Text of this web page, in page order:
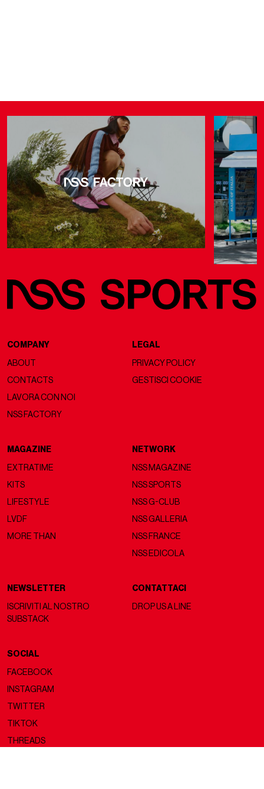
COMPANY
ABOUT
CONTACTS
LAVORA CON NOI
NSS FACTORY
LEGAL
PRIVACY POLICY
GESTISCI COOKIE
MAGAZINE
EXTRATIME
KITS
LIFESTYLE
LVDF
MORE THAN
NETWORK
NSS MAGAZINE
NSS SPORTS
NSS G-CLUB
NSS GALLERIA
NSS FRANCE
NSS EDICOLA
NEWSLETTER
ISCRIVITI AL NOSTRO
SUBSTACK
CONTATTACI
DROP US A LINE
SOCIAL
FACEBOOK
INSTAGRAM
TWITTER
TIKTOK
THREADS